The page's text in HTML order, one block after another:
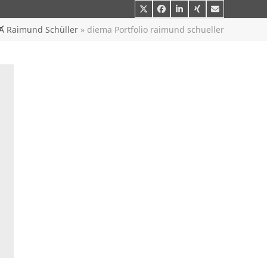
TwitterFacebook
LinkedIn
XingE-
Mail
Raimund Schüller » diema Portfolio raimund schueller